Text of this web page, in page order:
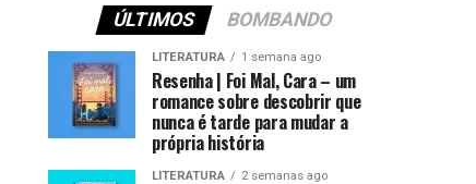
ÚLTIMOS BOMBANDO
LITERATURA 1 semana ago
Resenha | Foi Mal, Cara – um
romance sobre descobrir que
nunca é tarde para mudar a
própria história
LITERATURA 2 semanas ago